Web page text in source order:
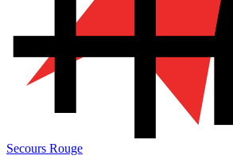
Secours Rouge